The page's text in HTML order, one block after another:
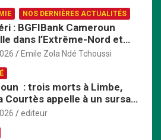
NOS DERNIÈRES ACTUALITÉS
: BGFIBank Cameroun
dans l’Extrême-Nord et
le développement local
Emile Zola Ndé Tchoussi
: trois morts à Limbe,
Courtès appelle à un sursaut
inondations
editeur